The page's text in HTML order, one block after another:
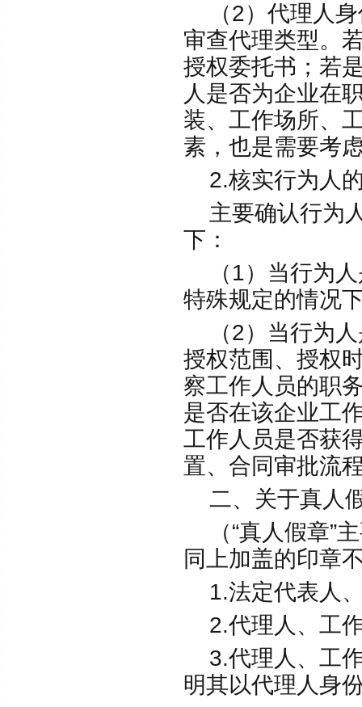
（2）代理人身
审查代理类型。
授权委托书；若
人是否为企业在
装、工作场所、
素，也是需要考
2.核实行为人
主要确认行为
下：
（1）当行为人
特殊规定的情况
（2）当行为人
授权范围、授权
察工作人员的职
是否在该企业工
工作人员是否获
置、合同审批流
二、关于真人
（“真人假章”
同上加盖的印章
1.法定代表人
2.代理人、工
3.代理人、工
明其以代理人身